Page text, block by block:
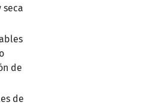
seca
de
de